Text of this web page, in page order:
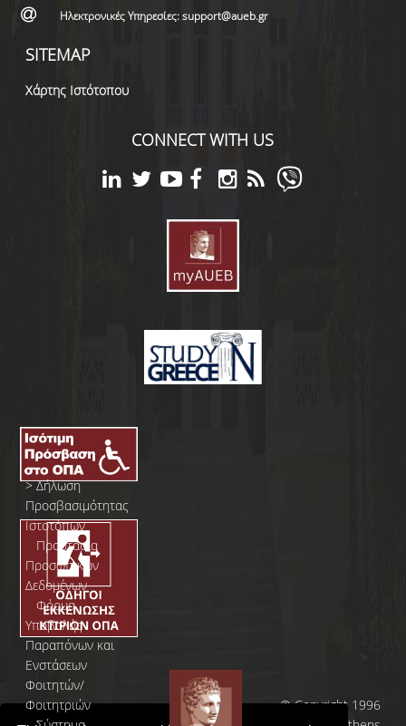
Ηλεκτρονικές Υπηρεσίες: support@aueb.gr
SITEMAP
Χάρτης Ιστότοπου
CONNECT WITH US
>Δήλωση
Προσβασιμότητας
Ιστοτόπων
Προστασία
Προσωπικών
Δεδομένων
Φόρμα
Yποβολής
Παραπόνων και
Ενστάσεων
Φοιτητών/
Φοιτητριών
© Copyright 1996